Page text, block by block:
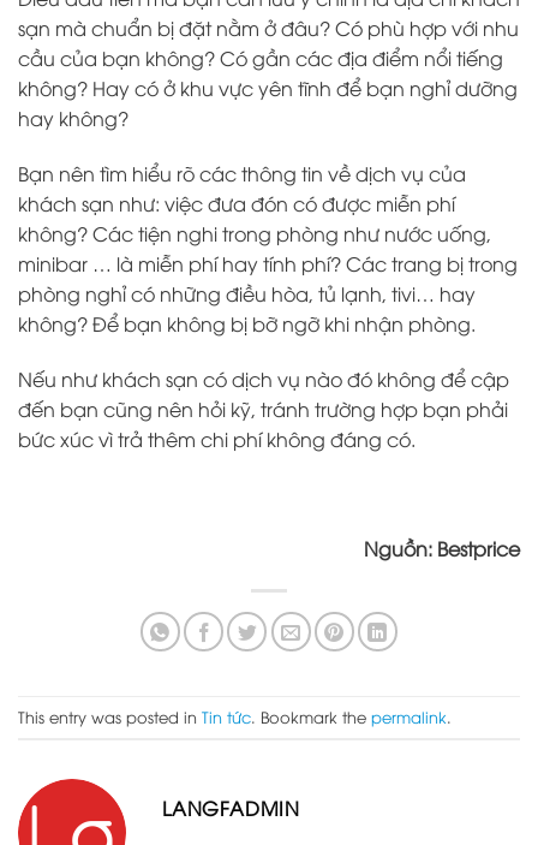
sạn mà chuẩn bị đặt nằm ở đâu? Có phù hợp với nhu
cầu của bạn không? Có gần các địa điểm nổi tiếng
không? Hay có ở khu vực yên tĩnh để bạn nghỉ dưỡng
hay không?
Bạn nên tìm hiểu rõ các thông tin về dịch vụ của
khách sạn như: việc đưa đón có được miễn phí
không? Các tiện nghi trong phòng như nước uống,
minibar … là miễn phí hay tính phí? Các trang bị trong
phòng nghỉ có những điều hòa, tủ lạnh, tivi… hay
không? Để bạn không bị bỡ ngỡ khi nhận phòng.
Nếu như khách sạn có dịch vụ nào đó không để cập
đến bạn cũng nên hỏi kỹ, tránh trường hợp bạn phải
bức xúc vì trả thêm chi phí không đáng có.
Nguồn: Bestprice
This entry was posted in Tin tức. Bookmark the permalink.
LANGFADMIN